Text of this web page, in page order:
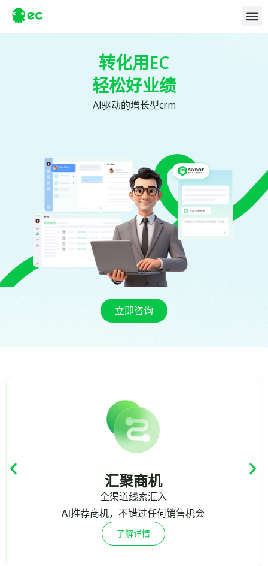
转化用EC
轻松好业绩
AI驱动的增长型crm
立即咨询
商机，不错过任何销售机会